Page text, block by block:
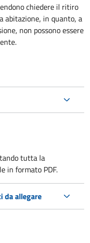
chiedere il ritiro
abitazione, in quanto, a
non possono essere
tutta la
in formato PDF.
da allegare